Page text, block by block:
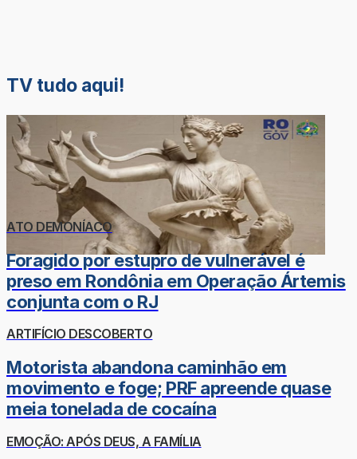
TV tudo aqui!
ATO DEMONÍACO
Foragido por estupro de vulnerável é
preso em Rondônia em Operação Ártemis
conjunta com o RJ
ARTIFÍCIO DESCOBERTO
Motorista abandona caminhão em
movimento e foge; PRF apreende quase
meia tonelada de cocaína
EMOÇÃO: APÓS DEUS, A FAMÍLIA